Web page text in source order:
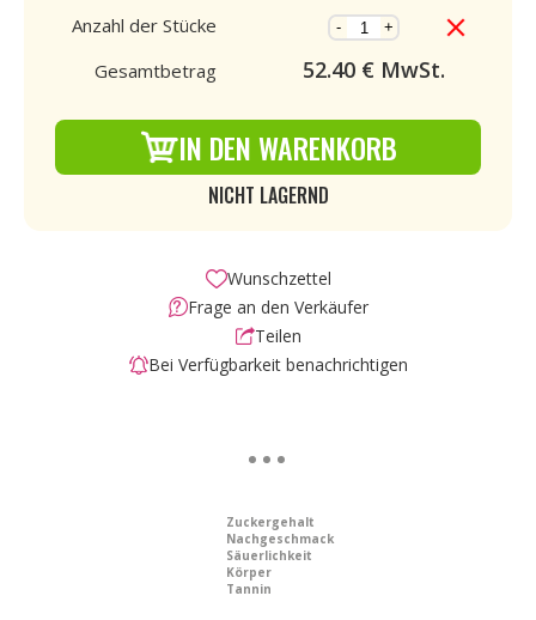
Anzahl der Stücke
- +
Gesamtbetrag 52.40€ MwSt.
IN DEN WARENKORB
NICHT LAGERND
Wunschzettel
Frage an den Verkäufer
Teilen
Bei Verfügbarkeit benachrichtigen
Zuckergehalt
Nachgeschmack
Säuerlichkeit
Körper
Tannin